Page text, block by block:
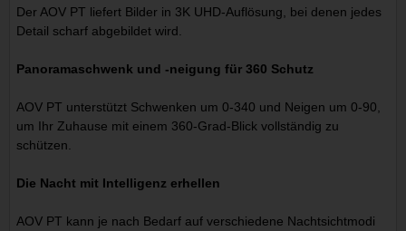
Der AOV PT liefert Bilder in 3K UHD-Auflösung, bei denen jedes
Detail scharf abgebildet wird.
Panoramaschwenk und -neigung für 360 Schutz
AOV PT unterstützt Schwenken um 0-340 und Neigen um 0-90,
um Ihr Zuhause mit einem 360-Grad-Blick vollständig zu
schützen.
Die Nacht mit Intelligenz erhellen
AOV PT kann je nach Bedarf auf verschiedene Nachtsichtmodi